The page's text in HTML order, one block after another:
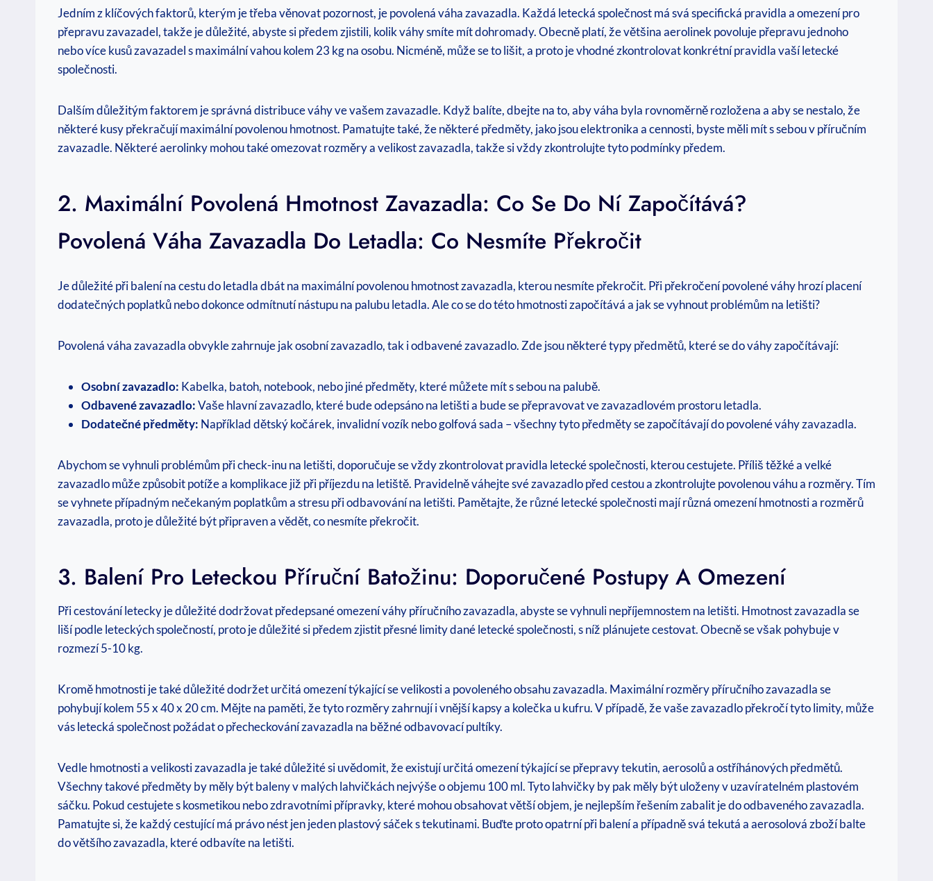
Jedním z klíčových faktorů, kterým je třeba věnovat pozornost, je povolená váha zavazadla. Každá letecká společnost má svá specifická pravidla a omezení pro
přepravu zavazadel, takže je důležité, abyste si předem zjistili, kolik váhy smíte mít dohromady. Obecně platí, že většina aerolinek povoluje přepravu jednoho
nebo více kusů zavazadel s maximální vahou kolem 23 kg na osobu. Nicméně, může se to lišit, a proto je vhodné zkontrolovat konkrétní pravidla vaší letecké
společnosti.
Dalším důležitým faktorem je správná distribuce váhy ve vašem zavazadle. Když balíte, dbejte na to, aby váha byla rovnoměrně rozložena a aby se nestalo, že
některé kusy překračují maximální povolenou hmotnost. Pamatujte také, že některé předměty, jako jsou elektronika a cennosti, byste měli mít s sebou v příručním
zavazadle. Některé aerolinky mohou také omezovat rozměry a velikost zavazadla, takže si vždy zkontrolujte tyto podmínky předem.
2. Maximální Povolená Hmotnost Zavazadla: Co Se Do Ní Započítává?
Povolená Váha Zavazadla Do Letadla: Co Nesmíte Překročit
Je důležité při balení na cestu do letadla dbát na maximální povolenou hmotnost zavazadla, kterou nesmíte překročit. Při překročení povolené váhy hrozí placení
dodatečných poplatků nebo dokonce odmítnutí nástupu na palubu letadla. Ale co se do této hmotnosti započítává a jak se vyhnout problémům na letišti?
Povolená váha zavazadla obvykle zahrnuje jak osobní zavazadlo, tak i odbavené zavazadlo. Zde jsou některé typy předmětů, které se do váhy započítávají:
Osobní zavazadlo: Kabelka, batoh, notebook, nebo jiné předměty, které můžete mít s sebou na palubě.
Odbavené zavazadlo:Vaše hlavní zavazadlo, které bude odepsáno na letišti a bude se přepravovat ve zavazadlovém prostoru letadla.
Dodatečné předměty: Například dětský kočárek, invalidní vozík nebo golfová sada – všechny tyto předměty se započítávají do povolené váhy zavazadla.
Abychom se vyhnuli problémům při check-inu na letišti, doporučuje se vždy zkontrolovat pravidla letecké společnosti, kterou cestujete. Příliš těžké a velké
zavazadlo může způsobit potíže a komplikace již při příjezdu na letiště. Pravidelně váhejte své zavazadlo před cestou a zkontrolujte povolenou váhu a rozměry. Tím
se vyhnete případným nečekaným poplatkům a stresu při odbavování na letišti. Pamětajte, že různé letecké společnosti mají různá omezení hmotnosti a rozměrů
zavazadla, proto je důležité být připraven a vědět, co nesmíte překročit.
3. Balení Pro Leteckou Příruční Batožinu: Doporučené Postupy A Omezení
Při cestování letecky je důležité dodržovat předepsané omezení váhy příručního zavazadla, abyste se vyhnuli nepříjemnostem na letišti. Hmotnost zavazadla se
liší podle leteckých společností, proto je důležité si předem zjistit přesné limity dané letecké společnosti, s níž plánujete cestovat. Obecně se však pohybuje v
rozmezí 5-10 kg.
Kromě hmotnosti je také důležité dodržet určitá omezení týkající se velikosti a povoleného obsahu zavazadla. Maximální rozměry příručního zavazadla se
pohybují kolem 55 x 40 x 20 cm. Mějte na paměti, že tyto rozměry zahrnují i vnější kapsy a kolečka u kufru. V případě, že vaše zavazadlo překročí tyto limity, může
vás letecká společnost požádat o přecheckování zavazadla na běžné odbavovací pultíky.
Vedle hmotnosti a velikosti zavazadla je také důležité si uvědomit, že existují určitá omezení týkající se přepravy tekutin, aerosolů a ostříhánových předmětů.
Všechny takové předměty by měly být baleny v malých lahvičkách nejvýše o objemu 100 ml. Tyto lahvičky by pak měly být uloženy v uzavíratelném plastovém
sáčku. Pokud cestujete s kosmetikou nebo zdravotními přípravky, které mohou obsahovat větší objem, je nejlepším řešením zabalit je do odbaveného zavazadla.
Pamatujte si, že každý cestující má právo nést jen jeden plastový sáček s tekutinami. Buďte proto opatrní při balení a případně svá tekutá a aerosolová zboží balte
do většího zavazadla, které odbavíte na letišti.